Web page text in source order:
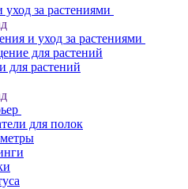
уход за растениями
и уход за растениями
для растений
для растений
для полок